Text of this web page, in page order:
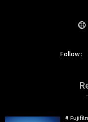
Follow :